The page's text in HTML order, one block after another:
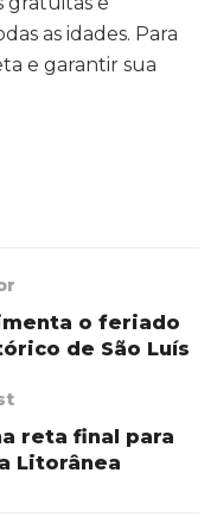
as idades. Para
e garantir sua
o feriado
de São Luís
reta final para
Litorânea